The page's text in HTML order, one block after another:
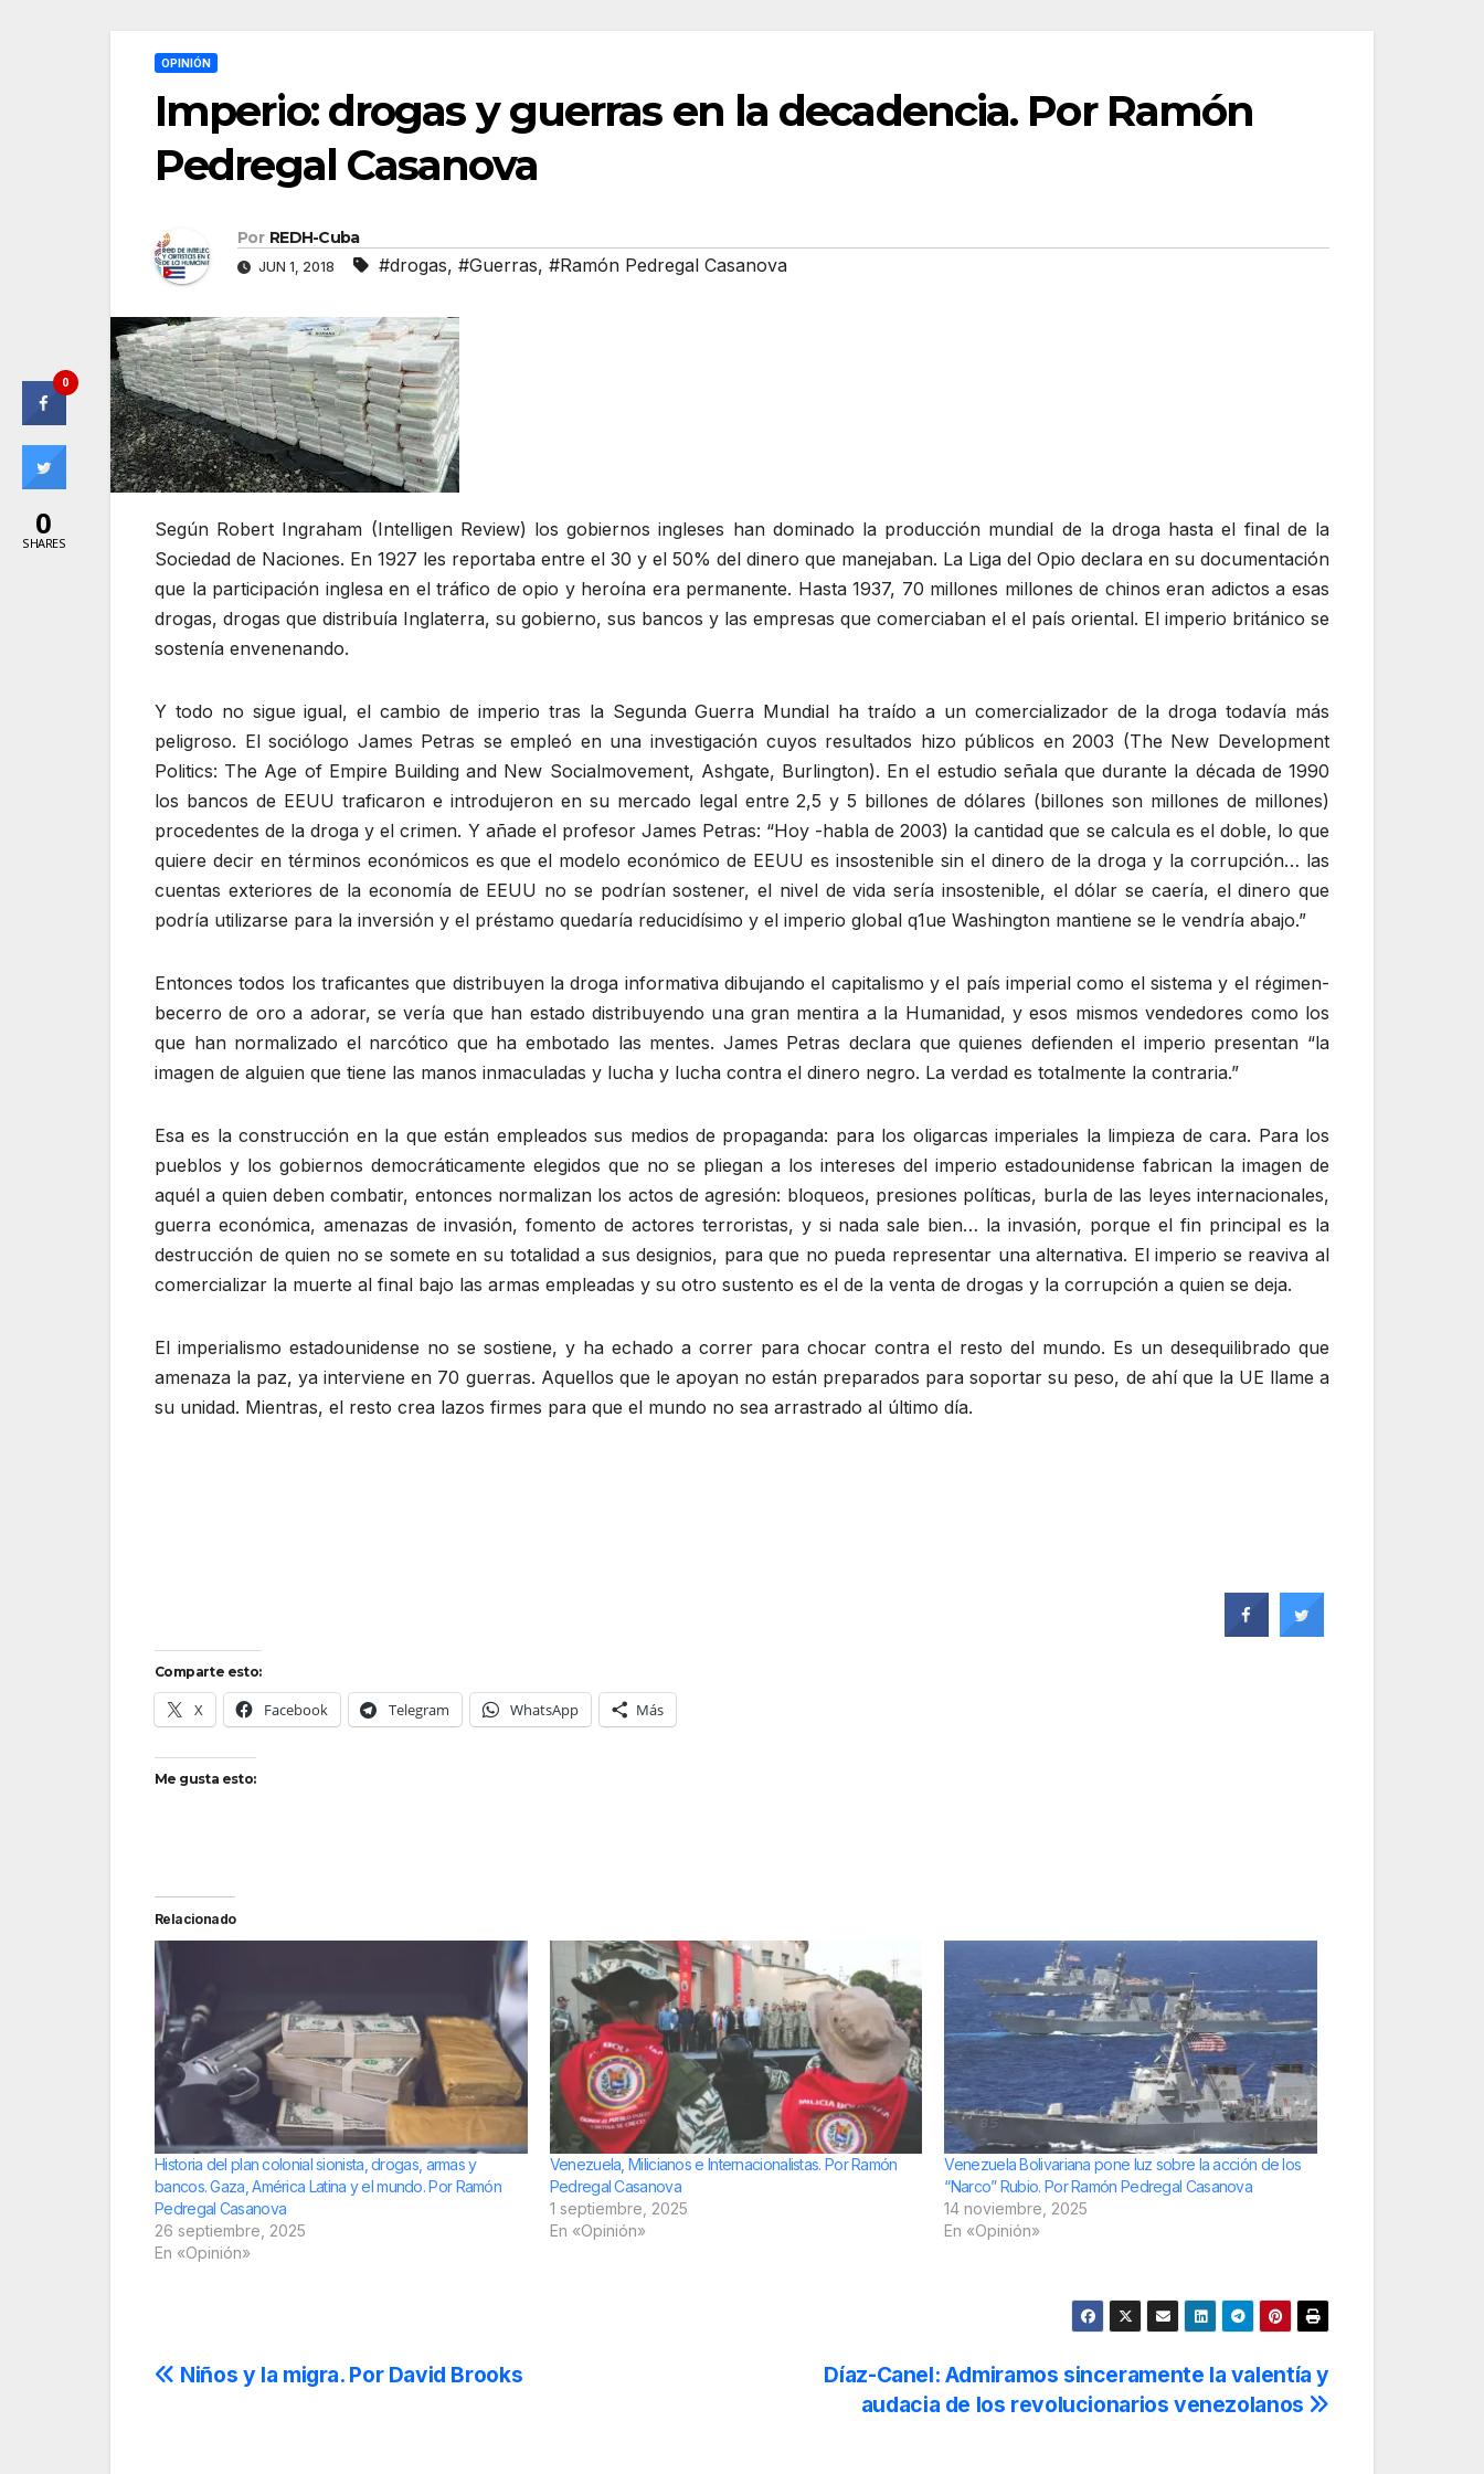
OPINIÓN
Imperio: drogas y guerras en la decadencia. Por Ramón
Pedregal Casanova
Por REDH-Cuba
JUN 1, 2018 #drogas, #Guerras, #Ramón Pedregal Casanova
Según Robert Ingraham (Intelligen Review) los gobiernos ingleses han dominado la producción mundial de la droga hasta el final de la
Sociedad de Naciones. En 1927 les reportaba entre el 30 y el 50% del dinero que manejaban. La Liga del Opio declara en su documentación
que la participación inglesa en el tráfico de opio y heroína era permanente. Hasta 1937, 70 millones millones de chinos eran adictos a esas
drogas, drogas que distribuía Inglaterra, su gobierno, sus bancos y las empresas que comerciaban el el país oriental. El imperio británico se
sostenía envenenando.
Y todo no sigue igual, el cambio de imperio tras la Segunda Guerra Mundial ha traído a un comercializador de la droga todavía más
peligroso. El sociólogo James Petras se empleó en una investigación cuyos resultados hizo públicos en 2003 (The New Development
Politics: The Age of Empire Building and New Socialmovement, Ashgate, Burlington). En el estudio señala que durante la década de 1990
los bancos de EEUU traficaron e introdujeron en su mercado legal entre 2,5 y 5 billones de dólares (billones son millones de millones)
procedentes de la droga y el crimen. Y añade el profesor James Petras: “Hoy -habla de 2003) la cantidad que se calcula es el doble, lo que
quiere decir en términos económicos es que el modelo económico de EEUU es insostenible sin el dinero de la droga y la corrupción… las
cuentas exteriores de la economía de EEUU no se podrían sostener, el nivel de vida sería insostenible, el dólar se caería, el dinero que
podría utilizarse para la inversión y el préstamo quedaría reducidísimo y el imperio global q1ue Washington mantiene se le vendría abajo.”
Entonces todos los traficantes que distribuyen la droga informativa dibujando el capitalismo y el país imperial como el sistema y el régimen-
becerro de oro a adorar, se vería que han estado distribuyendo una gran mentira a la Humanidad, y esos mismos vendedores como los
que han normalizado el narcótico que ha embotado las mentes. James Petras declara que quienes defienden el imperio presentan “la
imagen de alguien que tiene las manos inmaculadas y lucha y lucha contra el dinero negro. La verdad es totalmente la contraria.”
Esa es la construcción en la que están empleados sus medios de propaganda: para los oligarcas imperiales la limpieza de cara. Para los
pueblos y los gobiernos democráticamente elegidos que no se pliegan a los intereses del imperio estadounidense fabrican la imagen de
aquél a quien deben combatir, entonces normalizan los actos de agresión: bloqueos, presiones políticas, burla de las leyes internacionales,
guerra económica, amenazas de invasión, fomento de actores terroristas, y si nada sale bien… la invasión, porque el fin principal es la
destrucción de quien no se somete en su totalidad a sus designios, para que no pueda representar una alternativa. El imperio se reaviva al
comercializar la muerte al final bajo las armas empleadas y su otro sustento es el de la venta de drogas y la corrupción a quien se deja.
El imperialismo estadounidense no se sostiene, y ha echado a correr para chocar contra el resto del mundo. Es un desequilibrado que
amenaza la paz, ya interviene en 70 guerras. Aquellos que le apoyan no están preparados para soportar su peso, de ahí que la UE llame a
su unidad. Mientras, el resto crea lazos firmes para que el mundo no sea arrastrado al último día.
Comparte esto:
X Facebook Telegram WhatsApp Más
Me gusta esto:
Relacionado
Historia del plan colonial sionista, drogas, armas y
bancos. Gaza, América Latina y el mundo. Por Ramón
Pedregal Casanova
26 septiembre, 2025
En «Opinión»
Venezuela, Milicianos e Internacionalistas. Por Ramón
Pedregal Casanova
1 septiembre, 2025
En «Opinión»
Venezuela Bolivariana pone luz sobre la acción de los
“Narco” Rubio. Por Ramón Pedregal Casanova
14 noviembre, 2025
En «Opinión»
Navegación
Díaz-Canel: Admiramos sinceramente la valentía y
audacia de los revolucionarios venezolanos
Niños y la migra. Por David Brooks
0
0
SHARES